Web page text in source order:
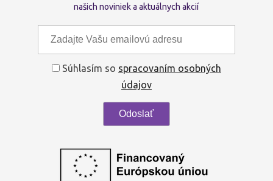
našich noviniek a aktuálnych akcií
Súhlasím so spracovaním osobných
údajov